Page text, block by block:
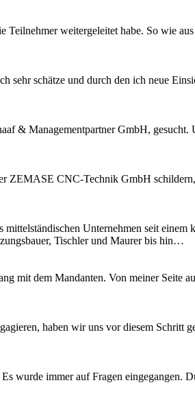
weitergeleitet habe. So wie
schätze und durch den ich neue
& Managementpartner GmbH, gesucht.
CNC-Technik GmbH
Unternehmen seit
Tischler und Maurer bis hin…
mit dem Mandanten. Von meiner Seite
haben wir uns vor diesem Schritt
wurde immer auf Fragen eingegangen.